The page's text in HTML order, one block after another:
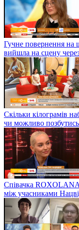
Гучне повернення на
вийшла на сцену
Скільки кілограмів
чи можливо
Співачка ROXOLANА
між учасниками